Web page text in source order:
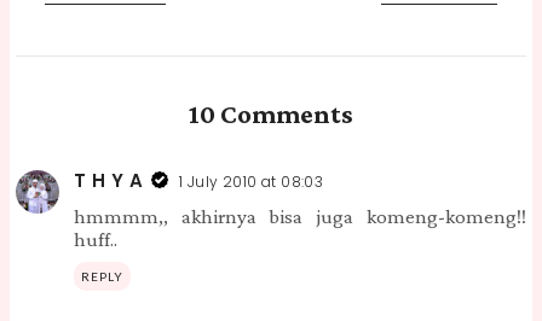
10 Comments
T H Y A 1 July 2010 at 08:03
hmmmm,, akhirnya bisa juga komeng-komeng!!
huff..
REPLY